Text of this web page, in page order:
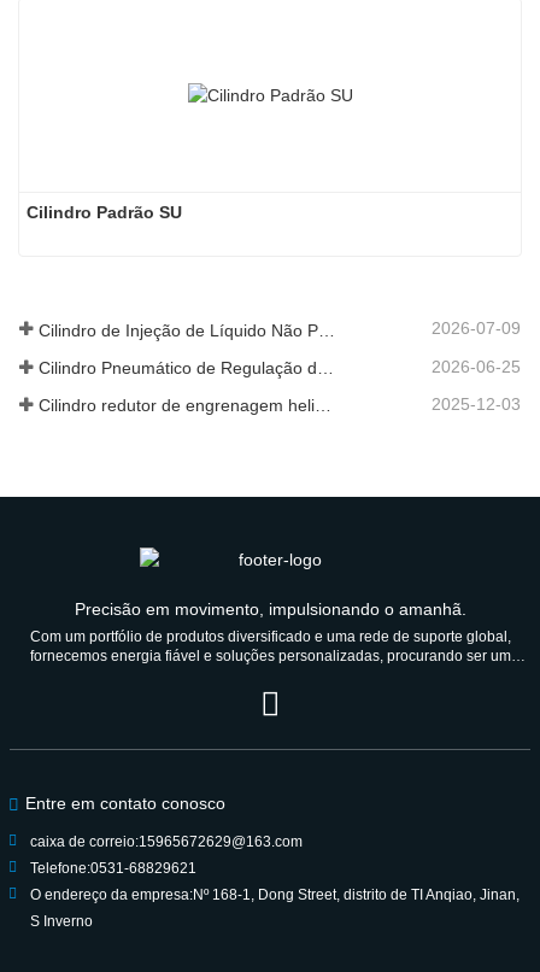
Cilindro Padrão SU
2026-07-09
2026-06-25
Cilindro redutor de engrenagem helicoidal de nova geração 2025-12-03
Precisão em movimento, impulsionando o amanhã.
Com um portfólio de produtos diversificado e uma rede de suporte global,
fornecemos energia fiável e soluções personalizadas, procurando ser um
Entre em contato conosco
caixa de correio:15965672629@163.com
Telefone:0531-68829621
O endereço da empresa:Nº 168-1, Dong Street, distrito de TI Anqiao, Jinan,
S Inverno